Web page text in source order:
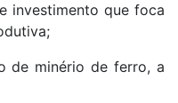
investimento que foca
de minério de ferro, a